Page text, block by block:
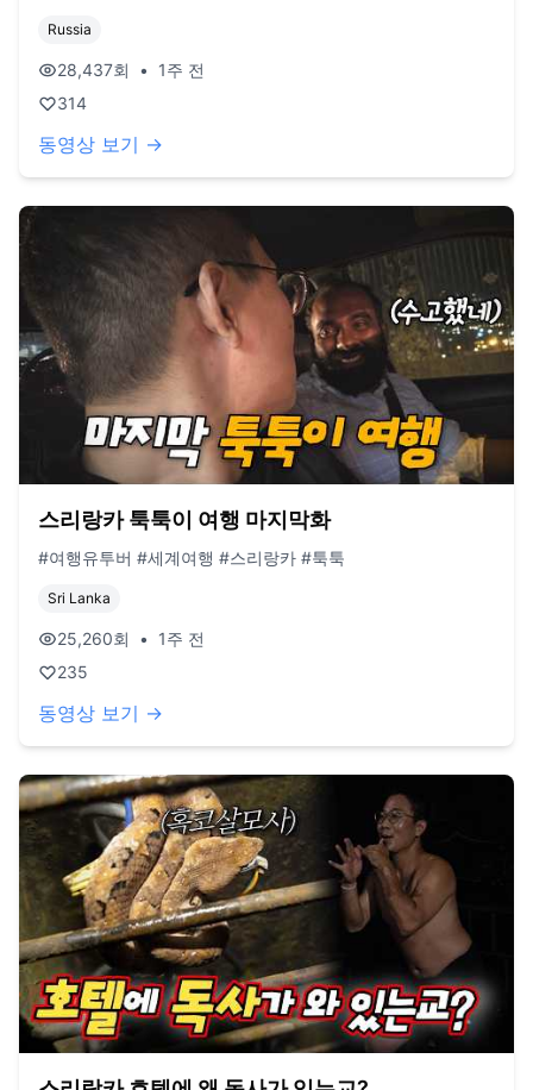
Russia
28,437회 •
1주 전
314
동영상 보기 →
스리랑카 툭툭이 여행 마지막화
#여행유투버 #세계여행 #스리랑카 #툭툭
Sri Lanka
25,260회 •
1주 전
235
동영상 보기 →